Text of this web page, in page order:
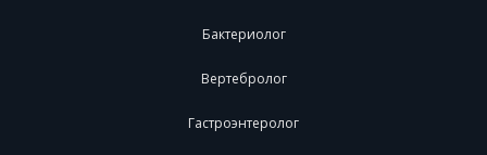
Бактериолог
Вертебролог
Гастроэнтеролог